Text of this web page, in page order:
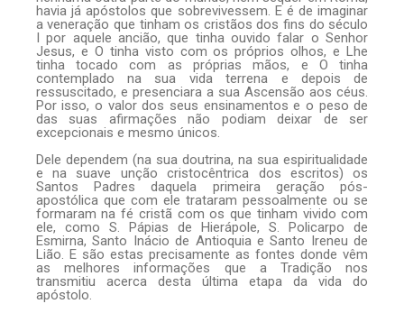
havia já apóstolos que sobrevivessem. E é de imaginar
a veneração que tinham os cristãos dos fins do século
I por aquele ancião, que tinha ouvido falar o Senhor
Jesus, e O tinha visto com os próprios olhos, e Lhe
tinha tocado com as próprias mãos, e O tinha
contemplado na sua vida terrena e depois de
ressuscitado, e presenciara a sua Ascensão aos céus.
Por isso, o valor dos seus ensinamentos e o peso de
das suas afirmações não podiam deixar de ser
excepcionais e mesmo únicos.
Dele dependem (na sua doutrina, na sua espiritualidade
e na suave unção cristocêntrica dos escritos) os
Santos Padres daquela primeira geração pós-
apostólica que com ele trataram pessoalmente ou se
formaram na fé cristã com os que tinham vivido com
ele, como S. Pápias de Hierápole, S. Policarpo de
Esmirna, Santo Inácio de Antioquia e Santo Ireneu de
Lião. E são estas precisamente as fontes donde vêm
as melhores informações que a Tradição nos
transmitiu acerca desta última etapa da vida do
apóstolo.